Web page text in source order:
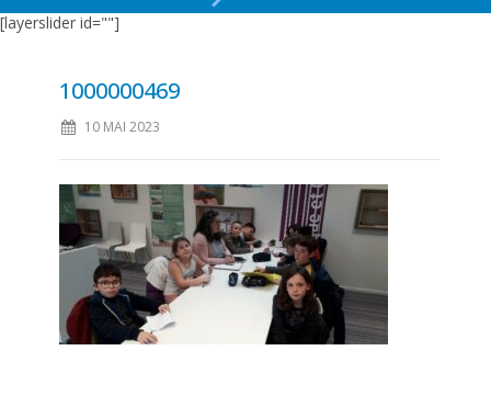
[layerslider id=""]
1000000469
10 MAI 2023